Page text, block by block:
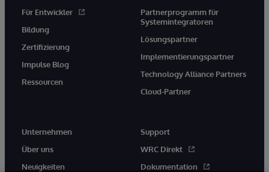
Für Entwickler
Bildung
Zertifizierung
Impulse Blog
Ressourcen
Partnerprogramm für
Systemintegratoren
Lösungspartner
Implementierungspartner
Technology Alliance Partners
Cloud-Partner
Unternehmen
Über uns
Neuigkeiten
Support
WRC Direkt
Dokumentation